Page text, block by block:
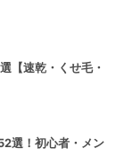
【速乾・くせ毛・
選！初心者・メン